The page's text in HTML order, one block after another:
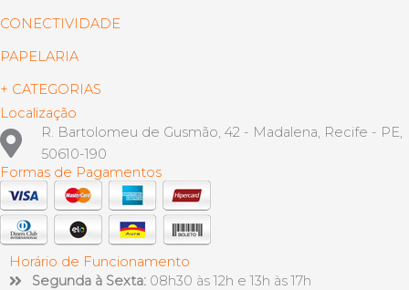
CONECTIVIDADE
PAPELARIA
+ CATEGORIAS
Localização
R. Bartolomeu de Gusmão, 42 - Madalena, Recife - PE,
50610-190
Formas de Pagamentos
Horário de Funcionamento
Segunda à Sexta: 08h30 às 12h e 13h às 17h